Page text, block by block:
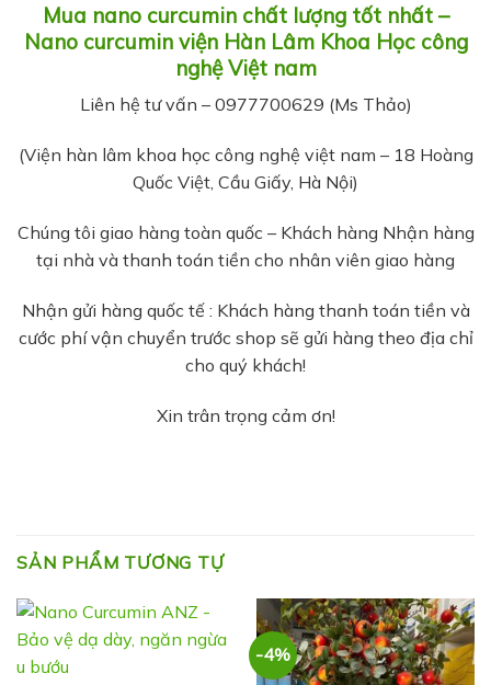
Mua nano curcumin chất lượng tốt nhất –
Nano curcumin viện Hàn Lâm Khoa Học công
nghệ Việt nam
Liên hệ tư vấn – 0977700629 (Ms Thảo)
(Viện hàn lâm khoa học công nghệ việt nam – 18 Hoàng
Quốc Việt, Cầu Giấy, Hà Nội)
Chúng tôi giao hàng toàn quốc – Khách hàng Nhận hàng
tại nhà và thanh toán tiền cho nhân viên giao hàng
Nhận gửi hàng quốc tế : Khách hàng thanh toán tiền và
cước phí vận chuyển trước shop sẽ gửi hàng theo địa chỉ
cho quý khách!
Xin trân trọng cảm ơn!
SẢN PHẨM TƯƠNG TỰ
-4%